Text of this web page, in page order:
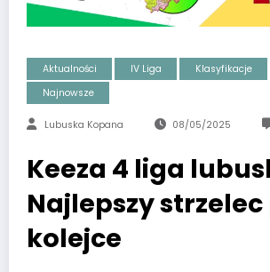
Aktualności IV Liga
Klasyfikacje
Najnowsze
Lubuska Kopana 08/05/2025
Keeza 4 liga
Najlepszy strzelec
kolejce